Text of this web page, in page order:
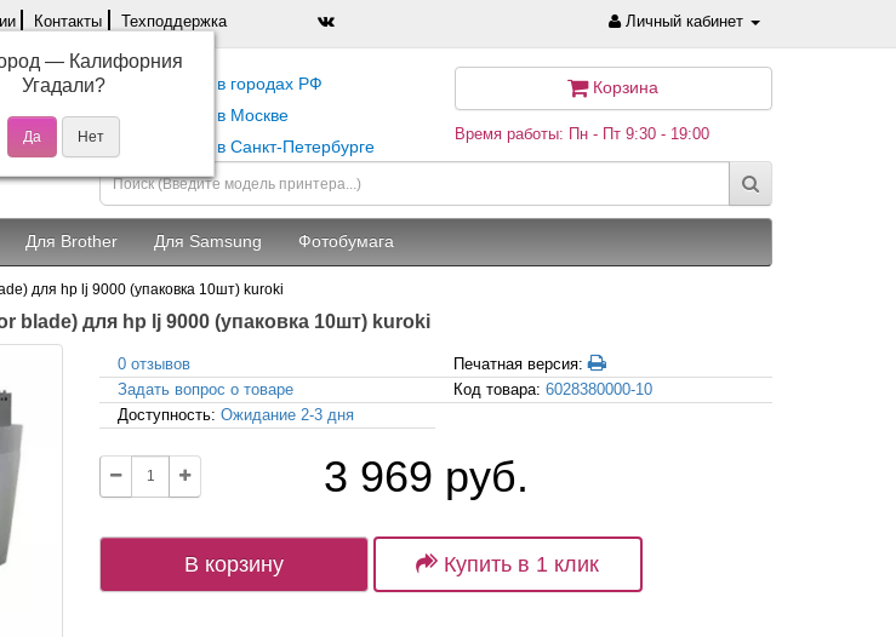
Контакты Техподдержка Личный кабинет
Самовывоз в городах РФ
Самовывоз в Москве
Самовывоз в Санкт-Петербурге
Корзина
Время работы: Пн - Пт 9:30 - 19:00
Для Brother Для Samsung Фотобумага
для hp lj 9000 (упаковка 10шт) kuroki
blade) для hp lj 9000 (упаковка 10шт) kuroki
0 отзывов
Печатная версия:
Задать вопрос о товаре
Код товара:6028380000-10
Доступность: Ожидание 2-3 дня
3 969 руб.
В корзину Купить в 1 клик
— Калифорния
Угадали?